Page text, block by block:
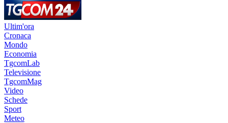
Ultim'ora
Cronaca
Mondo
Economia
TgcomLab
Televisione
TgcomMag
Video
Schede
Sport
Meteo